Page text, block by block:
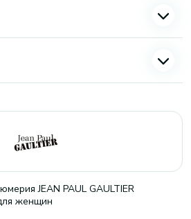
JEAN PAUL GAULTIER
женщин